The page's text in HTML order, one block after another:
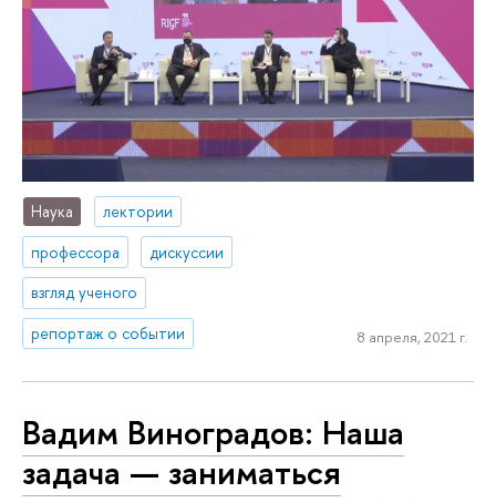
Наука
лектории
профессора
дискуссии
взгляд ученого
репортаж о событии
8 апреля, 2021 г.
Вадим Виноградов: Наша
задача — заниматься